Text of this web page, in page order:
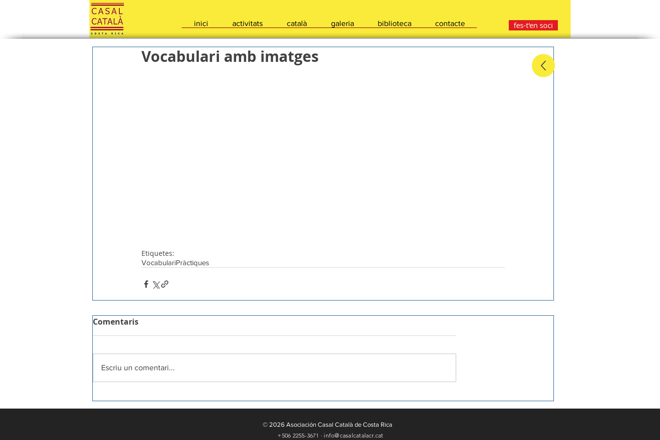
inici activitats català galeria biblioteca contacte fes-t'en soci
Vocabulari amb imatges
Etiquetes:
VocabulariPràctiques
Comentaris
Escriu un comentari...
© 2026 Asociación Casal Català de Costa Rica
+506 2255-3671 · info@casalcatalacr.cat